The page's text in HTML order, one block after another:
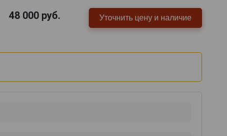
48 000руб. Уточнить цену и наличие